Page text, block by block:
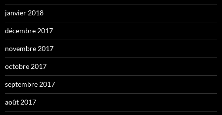
janvier 2018
décembre 2017
novembre 2017
octobre 2017
septembre 2017
août 2017